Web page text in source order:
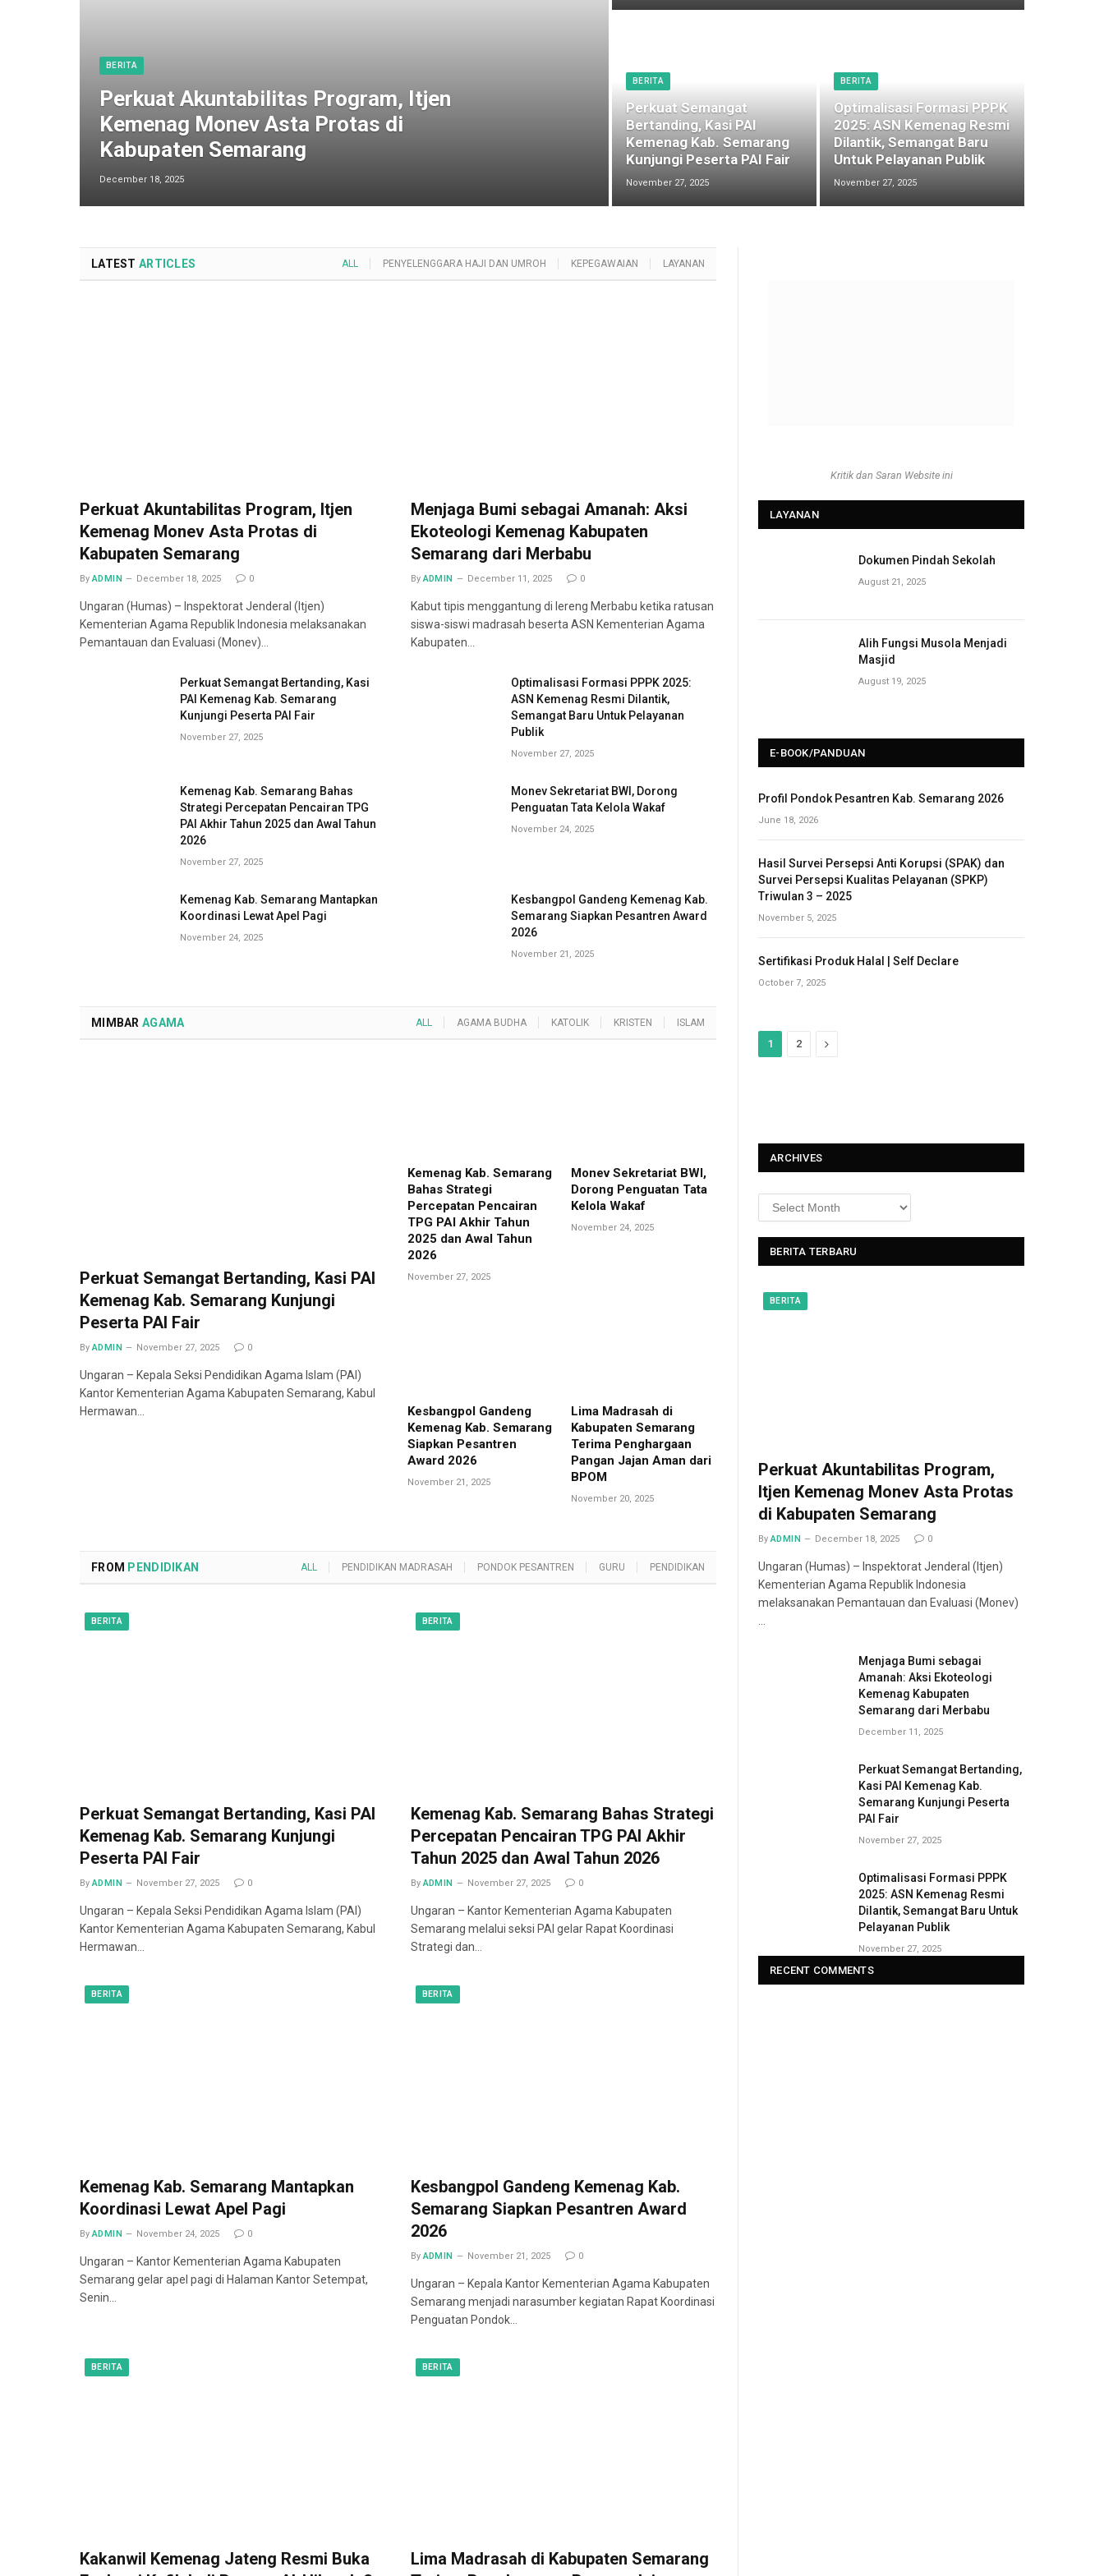
BERITA
Perkuat Akuntabilitas Program, Itjen
Kemenag Monev Asta Protas di
Kabupaten Semarang
December 18, 2025
BERITA
Perkuat Semangat
Bertanding, Kasi PAI
Kemenag Kab. Semarang
Kunjungi Peserta PAI Fair
November 27, 2025
BERITA
Optimalisasi Formasi PPPK
2025: ASN Kemenag Resmi
Dilantik, Semangat Baru
Untuk Pelayanan Publik
November 27, 2025
LATEST ARTICLES ALL PENYELENGGARA HAJI DAN UMROH KEPEGAWAIAN LAYANAN
Perkuat Akuntabilitas Program, Itjen
Kemenag Monev Asta Protas di
Kabupaten Semarang
By ADMIN December 18, 2025 0
Ungaran (Humas) – Inspektorat Jenderal (Itjen)
Kementerian Agama Republik Indonesia melaksanakan
Pemantauan dan Evaluasi (Monev)…
Menjaga Bumi sebagai Amanah: Aksi
Ekoteologi Kemenag Kabupaten
Semarang dari Merbabu
By ADMIN December 11, 2025 0
Kabut tipis menggantung di lereng Merbabu ketika ratusan
siswa-siswi madrasah beserta ASN Kementerian Agama
Kabupaten…
Perkuat Semangat Bertanding, Kasi
PAI Kemenag Kab. Semarang
Kunjungi Peserta PAI Fair
November 27, 2025
Optimalisasi Formasi PPPK 2025:
ASN Kemenag Resmi Dilantik,
Semangat Baru Untuk Pelayanan
Publik
November 27, 2025
Kemenag Kab. Semarang Bahas
Strategi Percepatan Pencairan TPG
PAI Akhir Tahun 2025 dan Awal Tahun
2026
November 27, 2025
Monev Sekretariat BWI, Dorong
Penguatan Tata Kelola Wakaf
November 24, 2025
Kemenag Kab. Semarang Mantapkan
Koordinasi Lewat Apel Pagi
November 24, 2025
Kesbangpol Gandeng Kemenag Kab.
Semarang Siapkan Pesantren Award
2026
November 21, 2025
MIMBAR AGAMA ALL AGAMA BUDHA KATOLIK KRISTEN ISLAM
Perkuat Semangat Bertanding, Kasi PAI
Kemenag Kab. Semarang Kunjungi
Peserta PAI Fair
By ADMIN November 27, 2025 0
Ungaran – Kepala Seksi Pendidikan Agama Islam (PAI)
Kantor Kementerian Agama Kabupaten Semarang, Kabul
Hermawan…
Kemenag Kab. Semarang
Bahas Strategi
Percepatan Pencairan
TPG PAI Akhir Tahun
2025 dan Awal Tahun
2026
November 27, 2025
Monev Sekretariat BWI,
Dorong Penguatan Tata
Kelola Wakaf
November 24, 2025
Kesbangpol Gandeng
Kemenag Kab. Semarang
Siapkan Pesantren
Award 2026
November 21, 2025
Lima Madrasah di
Kabupaten Semarang
Terima Penghargaan
Pangan Jajan Aman dari
BPOM
November 20, 2025
FROM PENDIDIKAN ALL PENDIDIKAN MADRASAH PONDOK PESANTREN GURU PENDIDIKAN
BERITA
Perkuat Semangat Bertanding, Kasi PAI
Kemenag Kab. Semarang Kunjungi
Peserta PAI Fair
By ADMIN November 27, 2025 0
Ungaran – Kepala Seksi Pendidikan Agama Islam (PAI)
Kantor Kementerian Agama Kabupaten Semarang, Kabul
Hermawan…
BERITA
Kemenag Kab. Semarang Bahas Strategi
Percepatan Pencairan TPG PAI Akhir
Tahun 2025 dan Awal Tahun 2026
By ADMIN November 27, 2025 0
Ungaran – Kantor Kementerian Agama Kabupaten
Semarang melalui seksi PAI gelar Rapat Koordinasi
Strategi dan…
BERITA
Kemenag Kab. Semarang Mantapkan
Koordinasi Lewat Apel Pagi
By ADMIN November 24, 2025 0
Ungaran – Kantor Kementerian Agama Kabupaten
Semarang gelar apel pagi di Halaman Kantor Setempat,
Senin…
BERITA
Kesbangpol Gandeng Kemenag Kab.
Semarang Siapkan Pesantren Award
2026
By ADMIN November 21, 2025 0
Ungaran – Kepala Kantor Kementerian Agama Kabupaten
Semarang menjadi narasumber kegiatan Rapat Koordinasi
Penguatan Pondok…
BERITA
Kakanwil Kemenag Jateng Resmi Buka
BERITA
Lima Madrasah di Kabupaten Semarang
Kritik dan Saran Website ini
LAYANAN
Dokumen Pindah Sekolah
August 21, 2025
Alih Fungsi Musola Menjadi
Masjid
August 19, 2025
E-BOOK/PANDUAN
Profil Pondok Pesantren Kab. Semarang 2026
June 18, 2026
Hasil Survei Persepsi Anti Korupsi (SPAK) dan
Survei Persepsi Kualitas Pelayanan (SPKP)
Triwulan 3 – 2025
November 5, 2025
Sertifikasi Produk Halal | Self Declare
October 7, 2025
1 2
N
ARCHIVES
BERITA TERBARU
BERITA
Perkuat Akuntabilitas Program,
Itjen Kemenag Monev Asta Protas
di Kabupaten Semarang
By ADMIN December 18, 2025 0
Ungaran (Humas) – Inspektorat Jenderal (Itjen)
Kementerian Agama Republik Indonesia
melaksanakan Pemantauan dan Evaluasi (Monev)
…
Menjaga Bumi sebagai
Amanah: Aksi Ekoteologi
Kemenag Kabupaten
Semarang dari Merbabu
December 11, 2025
Perkuat Semangat Bertanding,
Kasi PAI Kemenag Kab.
Semarang Kunjungi Peserta
PAI Fair
November 27, 2025
Optimalisasi Formasi PPPK
2025: ASN Kemenag Resmi
Dilantik, Semangat Baru Untuk
Pelayanan Publik
November 27, 2025
RECENT COMMENTS